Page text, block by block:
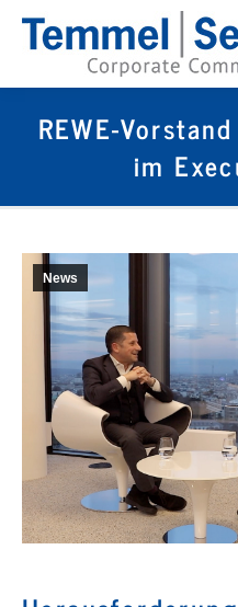
REWE-
im
News